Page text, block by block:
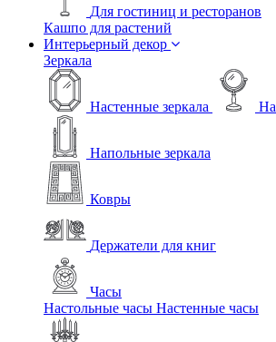
Для гостиниц и ресторанов
Кашпо для растений
Интерьерный декор
Зеркала
Настенные зеркала
Напольные зеркала
Ковры
Держатели для книг
Часы
Настольные часы Настенные часы